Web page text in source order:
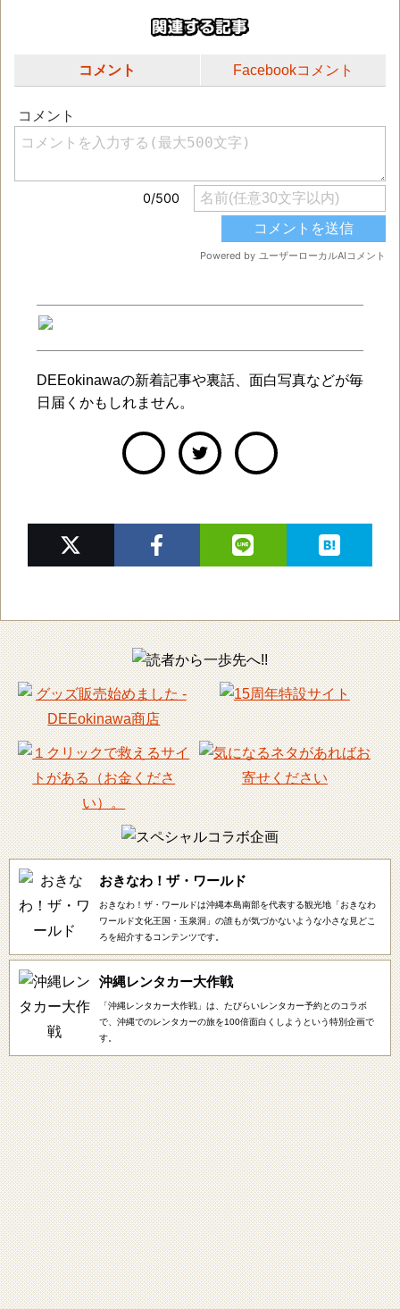
コメント Facebookコメント
DEEokinawaの新着記事や裏話、面白写真などが毎
日届くかもしれません。
おきなわ！ザ・ワールド
おきなわ！ザ・ワールドは沖縄本島南部を代表する観光地「おきなわ
ワールド文化王国・玉泉洞」の誰もが気づかないような小さな見どこ
ろを紹介するコンテンツです。
沖縄レンタカー大作戦
「沖縄レンタカー大作戦」は、たびらいレンタカー予約とのコラボ
で、沖縄でのレンタカーの旅を100倍面白くしようという特別企画で
す。